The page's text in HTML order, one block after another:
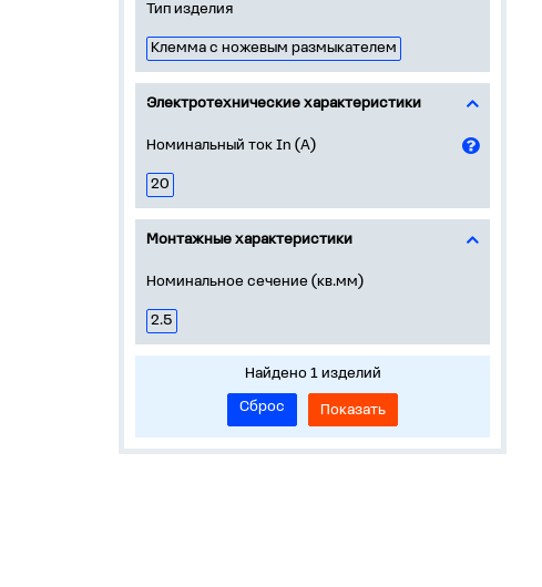
Тип изделия
Клемма с ножевым размыкателем
Электротехнические характеристики
Номинальный ток In (А)
20
Монтажные характеристики
Номинальное сечение (кв.мм)
2.5
Найдено 1 изделий
Сброс
Показать